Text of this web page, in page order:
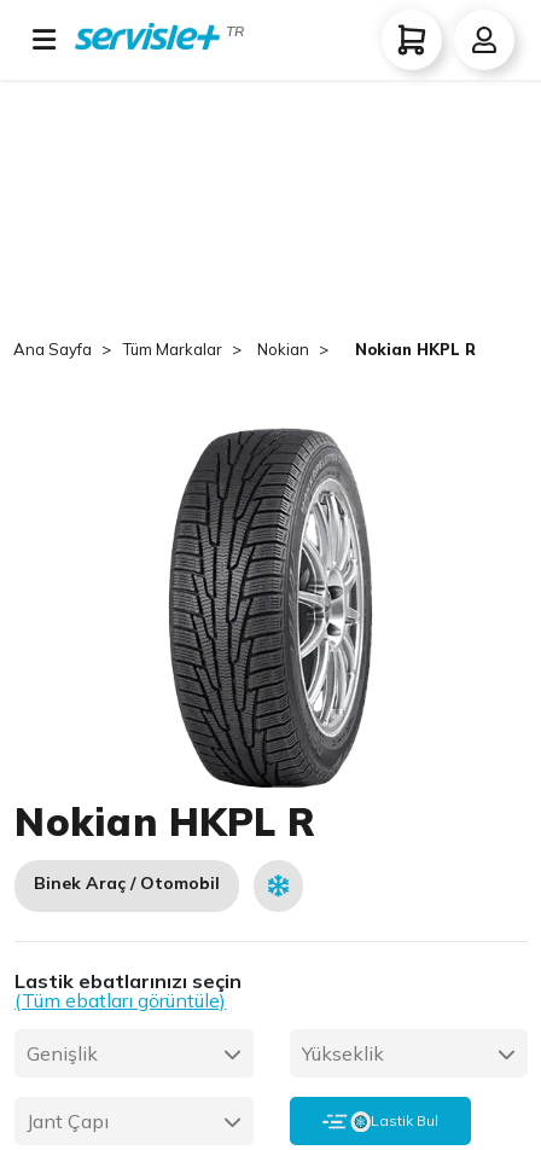
TR
Ana Sayfa Tüm Markalar Nokian Nokian HKPL R
Nokian HKPL R
Binek Araç / Otomobil
Lastik ebatlarınızı seçin
(Tüm ebatları görüntüle)
Genişlik Yükseklik
Jant Çapı Lastik Bul